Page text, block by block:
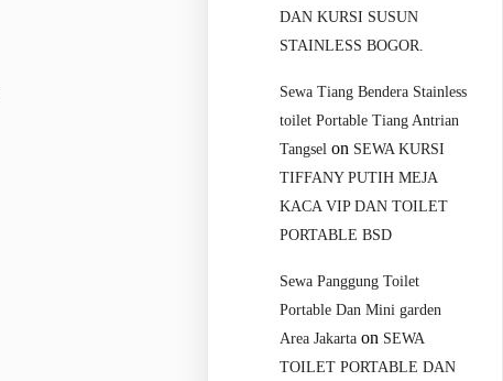
DAN KURSI SUSUN
STAINLESS BOGOR.
Sewa Tiang Bendera Stainless
toilet Portable Tiang Antrian
Tangsel on SEWA KURSI
TIFFANY PUTIH MEJA
KACA VIP DAN TOILET
PORTABLE BSD
Sewa Panggung Toilet
Portable Dan Mini garden
Area Jakarta on SEWA
TOILET PORTABLE DAN